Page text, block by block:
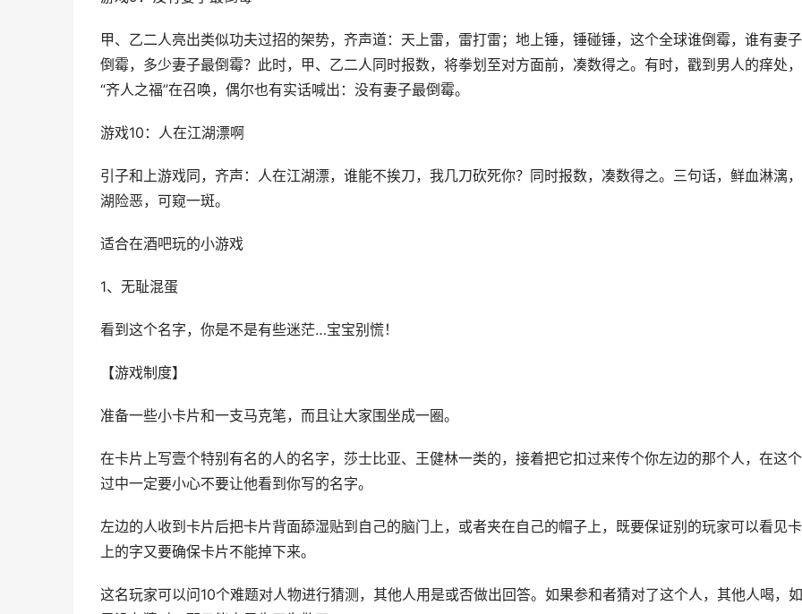
甲、乙二人亮出类似功夫过招的架势，齐声道：天上雷，雷打雷；地上锤，锤碰锤，这个全球谁倒霉，谁有妻
倒霉，多少妻子最倒霉？此时，甲、乙二人同时报数，将拳划至对方面前，凑数得之。有时，戳到男人的痒处，
“齐人之福”在召唤，偶尔也有实话喊出：没有妻子最倒霉。
游戏10：人在江湖漂啊
引子和上游戏同，齐声：人在江湖漂，谁能不挨刀，我几刀砍死你？同时报数，凑数得之。三句话，鲜血淋漓
湖险恶，可窥一斑。
适合在酒吧玩的小游戏
1、无耻混蛋
看到这个名字，你是不是有些迷茫…宝宝别慌！
【游戏制度】
准备一些小卡片和一支马克笔，而且让大家围坐成一圈。
在卡片上写壹个特别有名的人的名字，莎士比亚、王健林一类的，接着把它扣过来传个你左边的那个人，在这
过中一定要小心不要让他看到你写的名字。
左边的人收到卡片后把卡片背面舔湿贴到自己的脑门上，或者夹在自己的帽子上，既要保证别的玩家可以看见
上的字又要确保卡片不能掉下来。
这名玩家可以问10个难题对人物进行猜测，其他人用是或否做出回答。如果参和者猜对了这个人，其他人喝，如